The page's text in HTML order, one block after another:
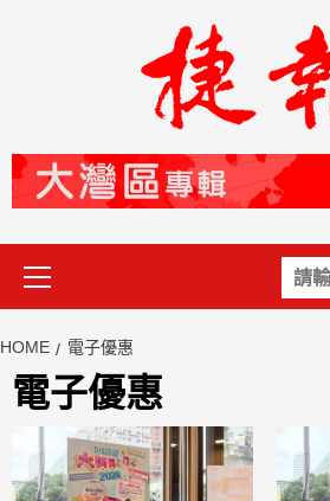
關
鍵
Primary
Menu
HOME 電子優惠
電子優惠